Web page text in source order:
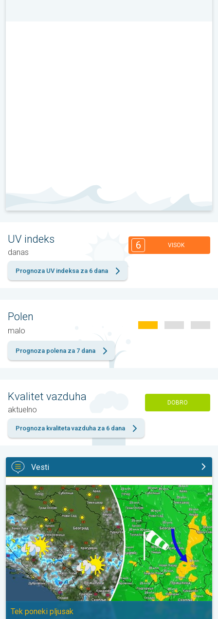
UV indeks
danas
6 VISOK
Prognoza UV indeksa za 6 dana
Polen
malo
Prognoza polena za 7 dana
Kvalitet vazduha
aktuelno
DOBRO
Prognoza kvaliteta vazduha za 6 dana
Vesti
Za koji stepen svežije, uz severni vetar. Tek poneki pljusak. . .
Tek poneki pljusak